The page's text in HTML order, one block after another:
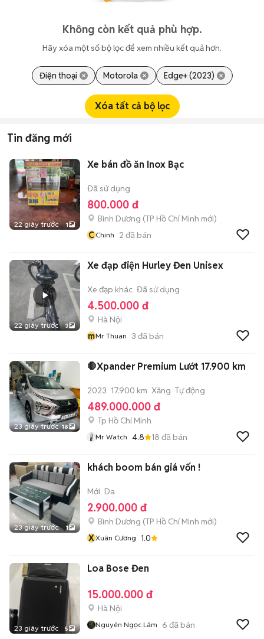
Không còn kết quả phù hợp.
Hãy xóa một số bộ lọc để xem nhiều kết quả hơn.
Điện thoại Motorola Edge+ (2023)
Xóa tất cả bộ lọc
Tin đăng mới
22 giây trước 1
Xe bán đồ ăn Inox Bạc
Đã sử dụng
800.000 đ
Bình Dương (TP Hồ Chí Minh mới)
CChinh 2 đã bán
22 giây trước 3
Xe đạp điện Hurley Đen Unisex
Xe đạp khác Đã sử dụng
4.500.000 đ
Hà Nội
mMr Thuan 3 đã bán
23 giây trước 18
🛑Xpander Premium Lướt 17.900 km
2023 17.900 km Xăng Tự động
489.000.000 đ
Tp Hồ Chí Minh
Mr Watch 4.8 18 đã bán
23 giây trước 1
khách boom bán giá vốn !
Mới Da
2.900.000 đ
Bình Dương (TP Hồ Chí Minh mới)
XXuân Cương 1.0
23 giây trước 5
Loa Bose Đen
15.000.000 đ
Hà Nội
Nguyên Ngọc Lâm 6 đã bán